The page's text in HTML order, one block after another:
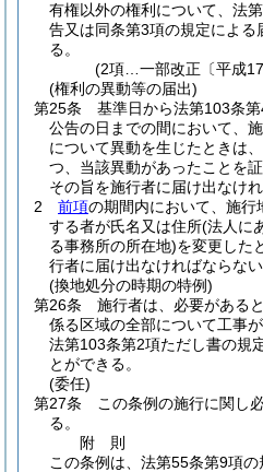
有権以外の権利について、法
告又は同条第3項の規定によ
る。
(2項…一部改正〔平成
(権利の異動等の届出)
第25条
基準日から法第103条
公告の日までの間において、
について異動を生じたときは
つ、当該異動があったことを
その旨を施行者に届け出なけれ
2
前項の期間内において、施
する者が氏名又は住所(法人に
る事務所の所在地)を変更した
行者に届け出なければならない
(換地処分の時期の特例)
第26条
施行者は、必要がある
係る区域の全部について工事
法第103条第2項ただし書の規
とができる。
(委任)
第27条
この条例の施行に関し
る。
附 則
この条例は、法第55条第9項